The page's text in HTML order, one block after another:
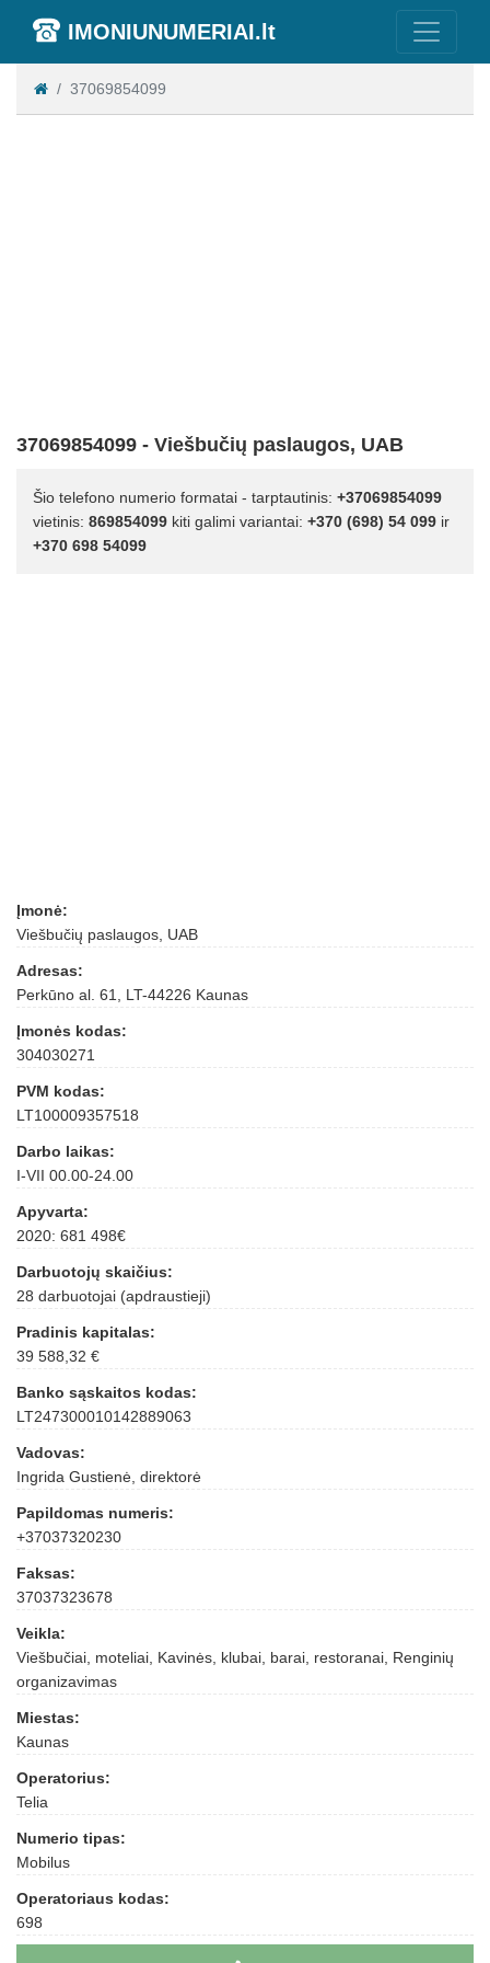
IMONIUNUMERIAI.lt
37069854099
37069854099 - Viešbučių paslaugos, UAB
Šio telefono numerio formatai - tarptautinis: +37069854099
vietinis: 869854099 kiti galimi variantai: +370 (698) 54 099 ir
+370 698 54099
Įmonė:
Viešbučių paslaugos, UAB
Adresas:
Perkūno al. 61, LT-44226 Kaunas
Įmonės kodas:
304030271
PVM kodas:
LT100009357518
Darbo laikas:
I-VII 00.00-24.00
Apyvarta:
2020: 681 498€
Darbuotojų skaičius:
28 darbuotojai (apdraustieji)
Pradinis kapitalas:
39 588,32 €
Banko sąskaitos kodas:
LT247300010142889063
Vadovas:
Ingrida Gustienė, direktorė
Papildomas numeris:
+37037320230
Faksas:
37037323678
Veikla:
Viešbučiai, moteliai, Kavinės, klubai, barai, restoranai, Renginių
organizavimas
Miestas:
Kaunas
Operatorius:
Telia
Numerio tipas:
Mobilus
Operatoriaus kodas:
698